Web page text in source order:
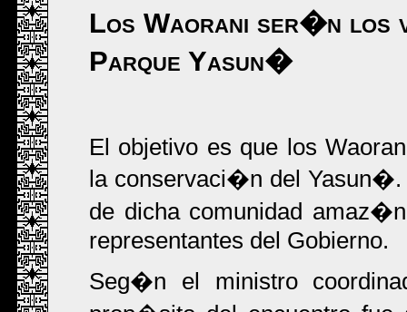
Los Waorani ser�n los
Parque Yasun�
El objetivo es que los
la conservaci�n del
de dicha comunidad
representantes del Gobierno.
Seg�n el ministro